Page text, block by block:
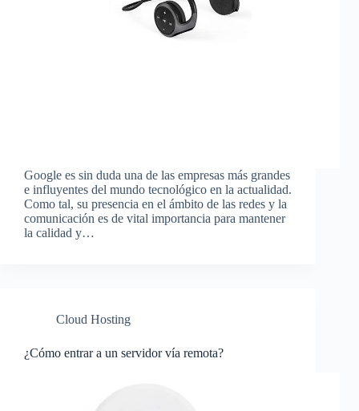
Google es sin duda una de las empresas más grandes
e influyentes del mundo tecnológico en la actualidad.
Como tal, su presencia en el ámbito de las redes y la
comunicación es de vital importancia para mantener
la calidad y…
Cloud Hosting
¿Cómo entrar a un servidor vía remota?